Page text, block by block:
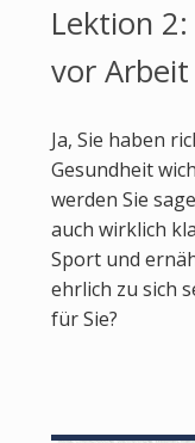
Lektion
vor Arbeit
Ja, Sie haben
Gesundheit
werden Sie
auch wirklich
Sport und
ehrlich zu sich
für Sie?